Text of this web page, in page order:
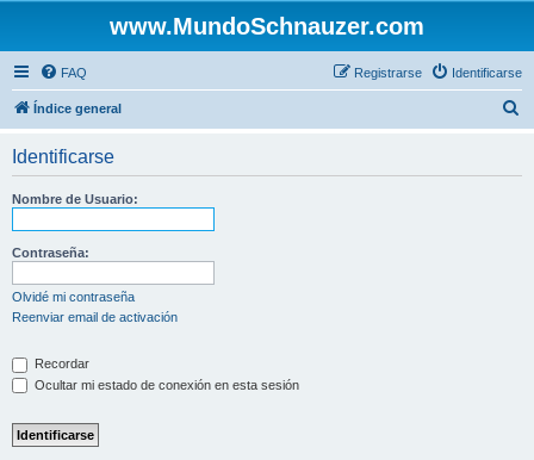
www.MundoSchnauzer.com
FAQ Identificarse
Registrarse
Índice general
Identificarse
Nombre de Usuario:
Contraseña:
Olvidé mi contraseña
Reenviar email de activación
Recordar
Ocultar mi estado de conexión en esta sesión